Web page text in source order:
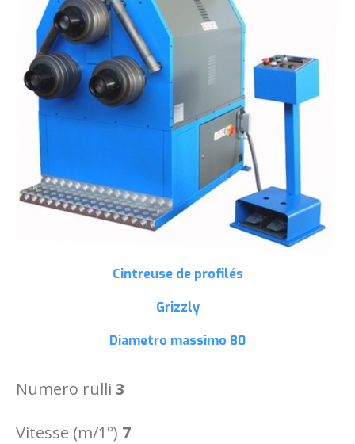
Cintreuse de profilés
Grizzly
Diametro massimo 80
Numero rulli 3
Vitesse (m/1°) 7